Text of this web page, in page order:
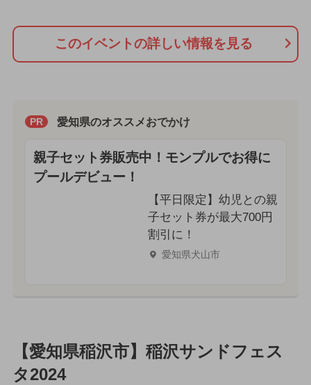
このイベントの詳しい情報を見る
PR 愛知県のオススメおでかけ
親子セット券販売中！モンプルでお得に
プールデビュー！
【平日限定】幼児との親
子セット券が最大700円
割引に！
愛知県犬山市
【愛知県稲沢市】稲沢サンドフェス
タ2024